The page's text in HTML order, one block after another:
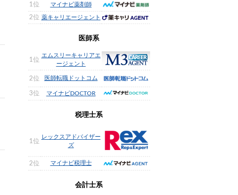
1位 マイナビ薬剤師
2位 薬キャリエージェント
医師系
1位
エムスリーキャリアエ
ージェント
2位 医師転職ドットコム
3位 マイナビDOCTOR
税理士系
1位
レックスアドバイザー
ズ
2位 マイナビ税理士
会計士系